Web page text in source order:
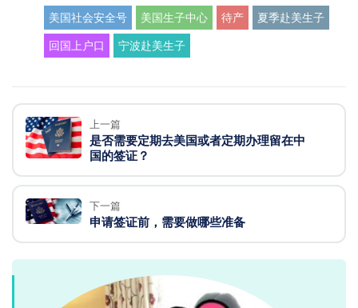
美国社会安全号 美国生子中心 待产 夏季赴美生子
回国上户口 宁波赴美生子
上一篇
是否需要定期去美国或者定期办理留在中
国的签证？
下一篇
申请签证前，需要做哪些准备